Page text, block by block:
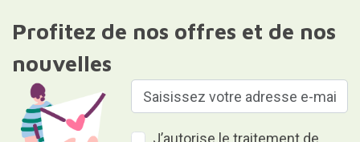
Profitez de nos offres et de nos
nouvelles
J’autorise le traitement de